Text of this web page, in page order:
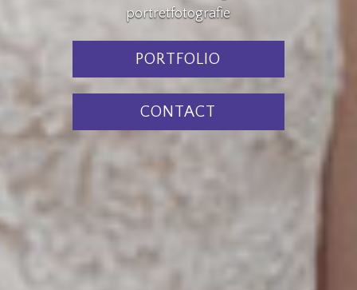
portretfotografie
PORTFOLIO
CONTACT